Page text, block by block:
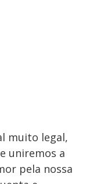
muito legal,
uniremos a
pela nossa